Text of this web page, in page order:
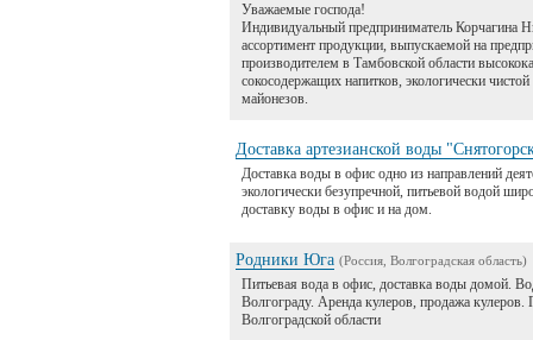
Уважаемые господа!
Индивидуальный предприниматель Корчагина
ассортимент продукции, выпускаемой на
производителем в Тамбовской области
сокосодержащих напитков, экологически
майонезов.
Доставка артезианской воды
Доставка воды в офис одно из направлений
экологически безупречной, питьевой водой
доставку воды в офис и на дом.
Родники Юга (Россия, Волгоградская область)
Питьевая вода в офис, доставка воды домой.
Волгограду. Аренда кулеров, продажа
Волгоградской области